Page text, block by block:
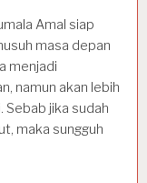
Amal siap
masa depan
menjadi
namun akan lebih
Sebab jika sudah
maka sungguh